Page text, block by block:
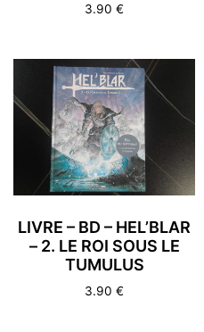
3.90 €
LIVRE – BD – HEL’BLAR
– 2. LE ROI SOUS LE
TUMULUS
3.90 €